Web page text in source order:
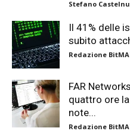
Stefano
Il 41% delle
subito
Redazione
FAR
quattro ore
note...
Redazione